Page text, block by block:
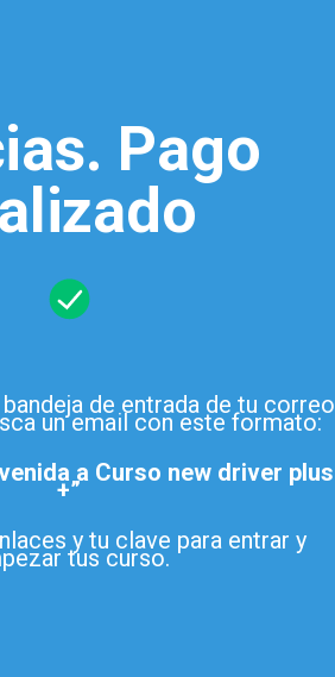
Pago
de entrada de tu correo
un email con este formato:
a Curso new driver plus
+”
y tu clave para entrar y
tus curso.